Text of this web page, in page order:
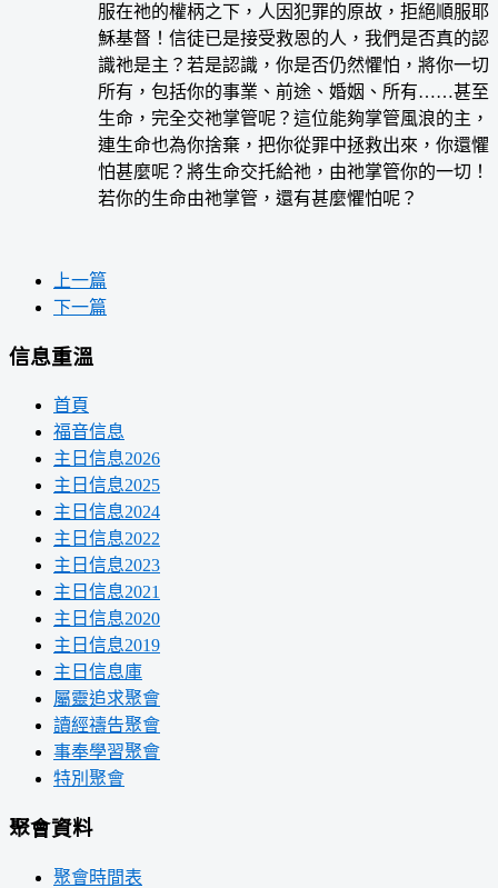
服在祂的權柄之下，人因犯罪的原故，拒絕順服耶
穌基督！信徒已是接受救恩的人，我們是否真的認
識祂是主？若是認識，你是否仍然懼怕，將你一切
所有，包括你的事業、前途、婚姻、所有……甚至
生命，完全交祂掌管呢？這位能夠掌管風浪的主，
連生命也為你捨棄，把你從罪中拯救出來，你還懼
怕甚麼呢？將生命交托給祂，由祂掌管你的一切！
若你的生命由祂掌管，還有甚麼懼怕呢？
上一篇
下一篇
信息重溫
首頁
福音信息
主日信息2026
主日信息2025
主日信息2024
主日信息2022
主日信息2023
主日信息2021
主日信息2020
主日信息2019
主日信息庫
屬靈追求聚會
讀經禱告聚會
事奉學習聚會
特別聚會
聚會資料
聚會時間表